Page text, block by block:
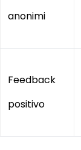
anonimi
Feedback
positivo